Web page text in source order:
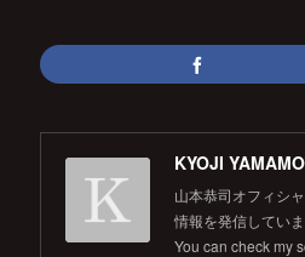
KYOJI
山本恭司オフィシ
情報を発信してい
You can check my